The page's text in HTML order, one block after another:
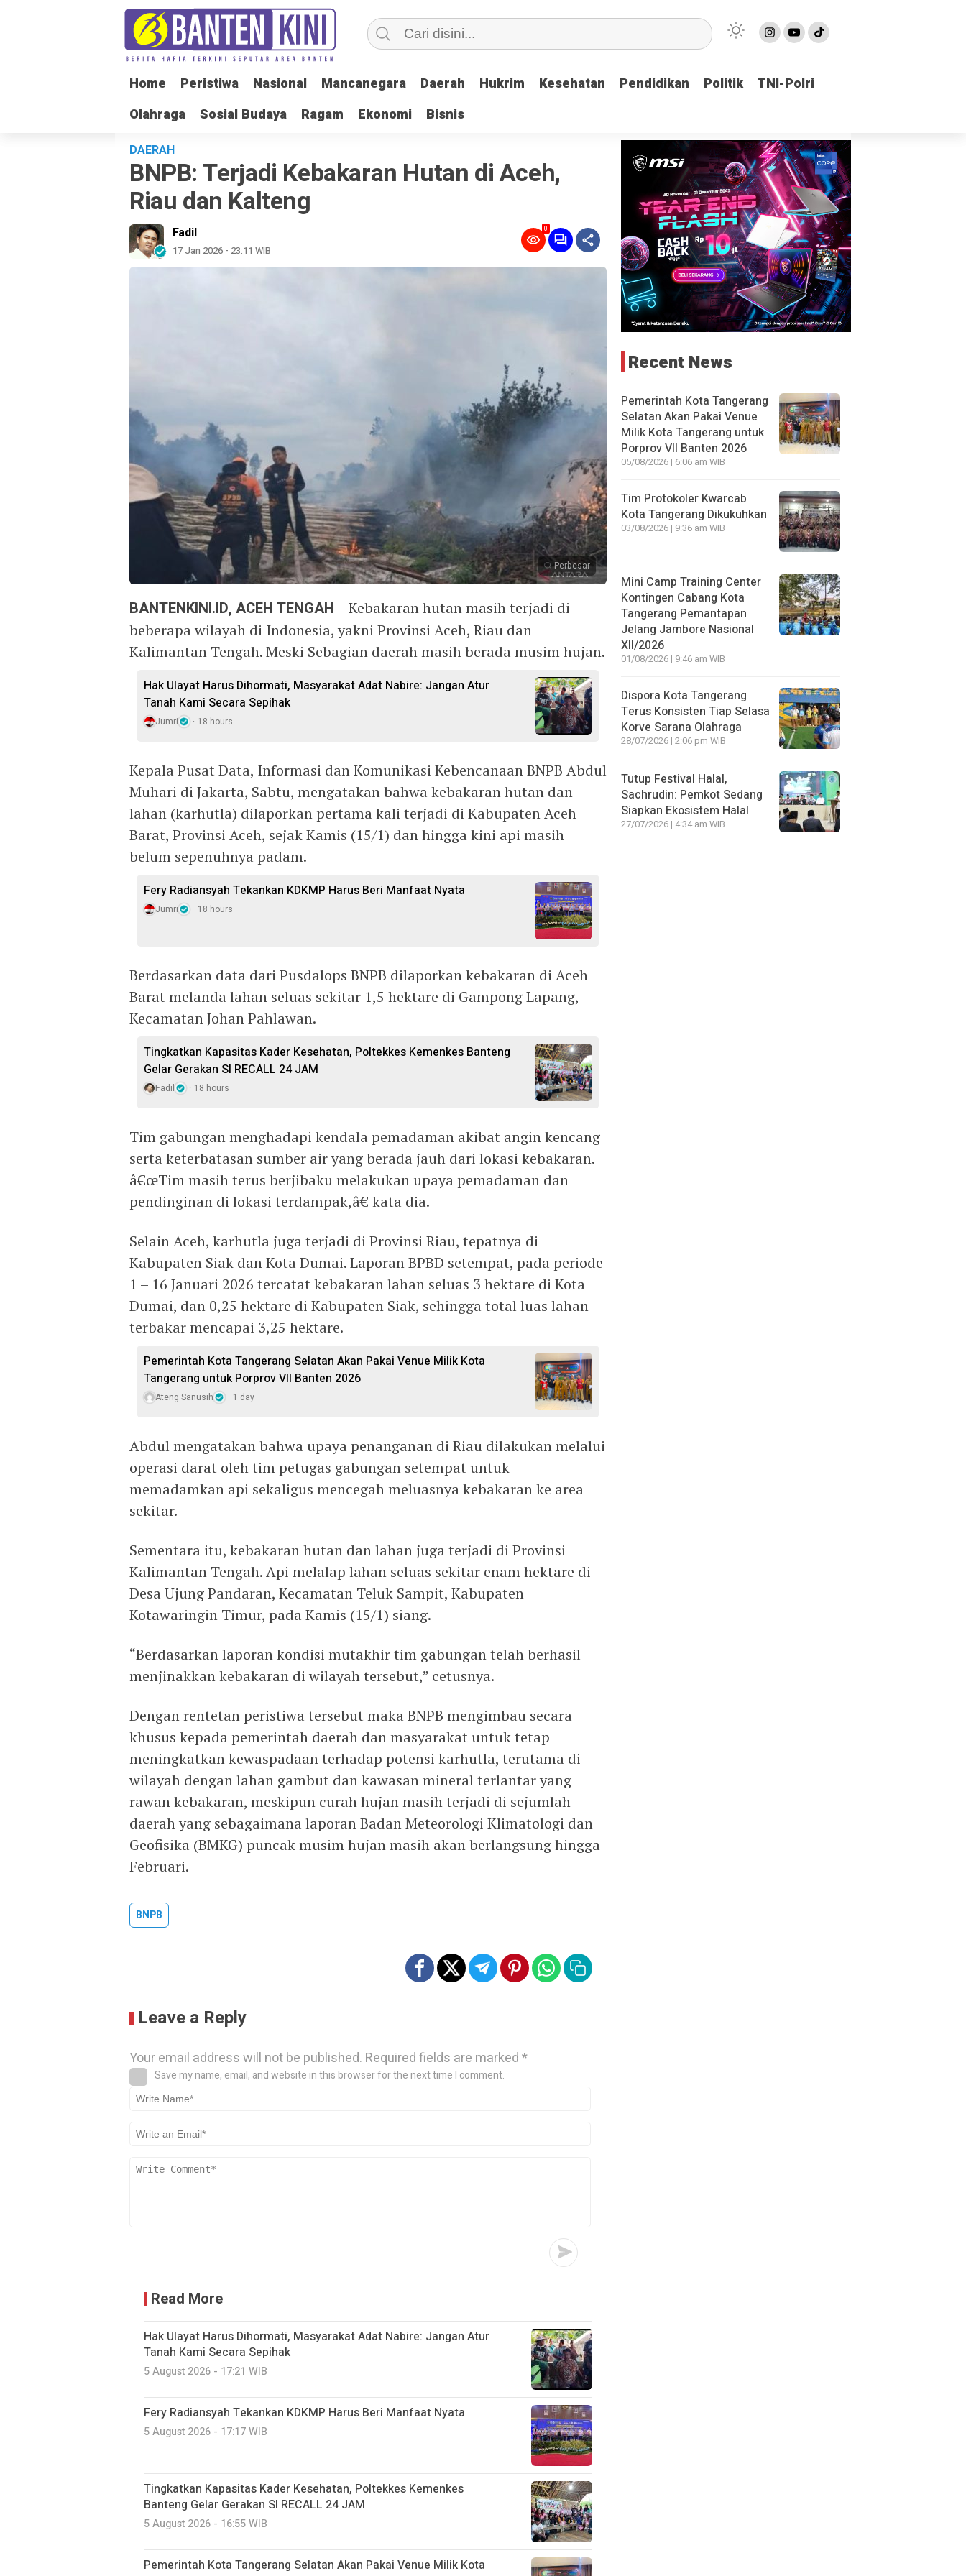
Home Peristiwa Nasional Mancanegara Daerah Hukrim Kesehatan Pendidikan Politik
TNI-Polri
Olahraga
Sosial Budaya Ragam Ekonomi Bisnis
Home Peristiwa Nasional Mancanegara Daerah Hukrim Kesehatan Pendidikan Politik
TNI-Polri
Olahraga
Sosial Budaya Ragam Ekonomi Bisnis
DAERAH
BNPB: Terjadi Kebakaran Hutan di Aceh,
Riau dan Kalteng
Fadil
17 Jan 2026 - 23:11 WIB
0
Perbesar
BANTENKINI.ID, ACEH TENGAH – Kebakaran hutan masih terjadi di
beberapa wilayah di Indonesia, yakni Provinsi Aceh, Riau dan
Kalimantan Tengah. Meski Sebagian daerah masih berada musim hujan.
Hak Ulayat Harus Dihormati, Masyarakat Adat Nabire: Jangan Atur
Tanah Kami Secara Sepihak
Jumri 18 hours
Kepala Pusat Data, Informasi dan Komunikasi Kebencanaan BNPB Abdul
Muhari di Jakarta, Sabtu, mengatakan bahwa kebakaran hutan dan
lahan (karhutla) dilaporkan pertama kali terjadi di Kabupaten Aceh
Barat, Provinsi Aceh, sejak Kamis (15/1) dan hingga kini api masih
belum sepenuhnya padam.
Fery Radiansyah Tekankan KDKMP Harus Beri Manfaat Nyata
Jumri 18 hours
Berdasarkan data dari Pusdalops BNPB dilaporkan kebakaran di Aceh
Barat melanda lahan seluas sekitar 1,5 hektare di Gampong Lapang,
Kecamatan Johan Pahlawan.
Tingkatkan Kapasitas Kader Kesehatan, Poltekkes Kemenkes Banteng
Gelar Gerakan SI RECALL 24 JAM
Fadil 18 hours
Tim gabungan menghadapi kendala pemadaman akibat angin kencang
serta keterbatasan sumber air yang berada jauh dari lokasi kebakaran.
â€œTim masih terus berjibaku melakukan upaya pemadaman dan
pendinginan di lokasi terdampak,â€ kata dia.
Selain Aceh, karhutla juga terjadi di Provinsi Riau, tepatnya di
Kabupaten Siak dan Kota Dumai. Laporan BPBD setempat, pada periode
1 – 16 Januari 2026 tercatat kebakaran lahan seluas 3 hektare di Kota
Dumai, dan 0,25 hektare di Kabupaten Siak, sehingga total luas lahan
terbakar mencapai 3,25 hektare.
Pemerintah Kota Tangerang Selatan Akan Pakai Venue Milik Kota
Tangerang untuk Porprov VII Banten 2026
Ateng Sanusih 1 day
Abdul mengatakan bahwa upaya penanganan di Riau dilakukan melalui
operasi darat oleh tim petugas gabungan setempat untuk
memadamkan api sekaligus mencegah meluasnya kebakaran ke area
sekitar.
Sementara itu, kebakaran hutan dan lahan juga terjadi di Provinsi
Kalimantan Tengah. Api melalap lahan seluas sekitar enam hektare di
Desa Ujung Pandaran, Kecamatan Teluk Sampit, Kabupaten
Kotawaringin Timur, pada Kamis (15/1) siang.
“Berdasarkan laporan kondisi mutakhir tim gabungan telah berhasil
menjinakkan kebakaran di wilayah tersebut,” cetusnya.
Dengan rentetan peristiwa tersebut maka BNPB mengimbau secara
khusus kepada pemerintah daerah dan masyarakat untuk tetap
meningkatkan kewaspadaan terhadap potensi karhutla, terutama di
wilayah dengan lahan gambut dan kawasan mineral terlantar yang
rawan kebakaran, meskipun curah hujan masih terjadi di sejumlah
daerah yang sebagaimana laporan Badan Meteorologi Klimatologi dan
Geofisika (BMKG) puncak musim hujan masih akan berlangsung hingga
Februari.
BNPB
Leave a Reply
Your email address will not be published. Required fields are marked*
Save my name, email, and website in this browser for the next time I comment.
Read More
Hak Ulayat Harus Dihormati, Masyarakat Adat Nabire: Jangan Atur
Tanah Kami Secara Sepihak
5 August 2026 - 17:21 WIB
Fery Radiansyah Tekankan KDKMP Harus Beri Manfaat Nyata
5 August 2026 - 17:17 WIB
Tingkatkan Kapasitas Kader Kesehatan, Poltekkes Kemenkes
Banteng Gelar Gerakan SI RECALL 24 JAM
5 August 2026 - 16:55 WIB
Pemerintah Kota Tangerang Selatan Akan Pakai Venue Milik Kota
Recent News
Pemerintah Kota Tangerang
Selatan Akan Pakai Venue
Milik Kota Tangerang untuk
Porprov VII Banten 2026
05/08/2026 | 6:06 am WIB
Tim Protokoler Kwarcab
Kota Tangerang Dikukuhkan
03/08/2026 | 9:36 am WIB
Mini Camp Training Center
Kontingen Cabang Kota
Tangerang Pemantapan
Jelang Jambore Nasional
XII/2026
01/08/2026 | 9:46 am WIB
Dispora Kota Tangerang
Terus Konsisten Tiap Selasa
Korve Sarana Olahraga
28/07/2026 | 2:06 pm WIB
Tutup Festival Halal,
Sachrudin: Pemkot Sedang
Siapkan Ekosistem Halal
27/07/2026 | 4:34 am WIB